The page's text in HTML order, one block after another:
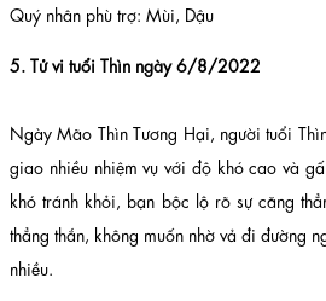
Quý nhân phù trợ: Mùi, Dậu
5. Tử vi tuổi Thìn ngày 6/8/2022
Ngày Mão Thìn Tương Hại, người tuổi
giao nhiều nhiệm vụ với độ khó cao và
khó tránh khỏi, bạn bộc lộ rõ sự căng
thẳng thắn, không muốn nhờ vả đi đường
nhiều.